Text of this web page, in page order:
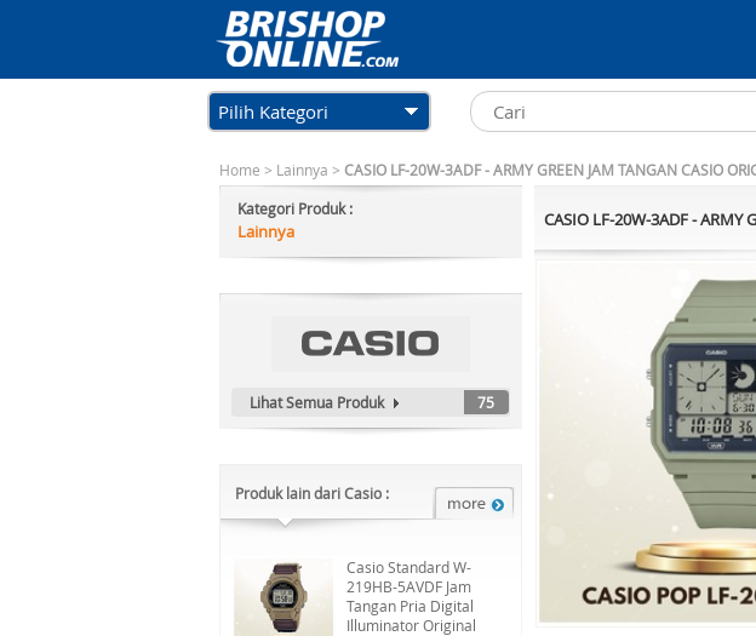
Pilih Kategori
Home > Lainnya > CASIO LF-20W-3ADF - ARMY GREEN JAM TANGAN CASIO
Kategori Produk :
Lainnya
Lihat Semua Produk 75
Produk lain dari Casio :
Casio Standard W-
219HB-5AVDF Jam
Tangan Pria Digital
Illuminator Original
CASIO LF-20W-3ADF - ARMY